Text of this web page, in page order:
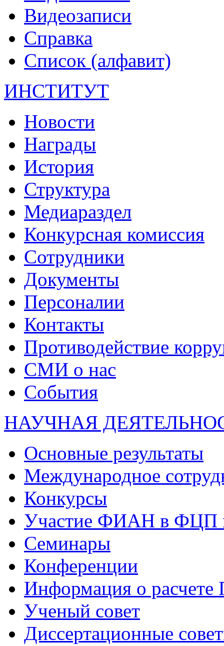
Видеозаписи
Справка
Список (алфавит)
ИНСТИТУТ
Новости
Награды
История
Структура
Медиараздел
Конкурсная комиссия
Сотрудники
Документы
Персоналии
Контакты
Противодействие
СМИ о нас
События
НАУЧНАЯ
Основные результаты
Международное
Конкурсы
Участие ФИАН в ФЦП
Семинары
Конференции
Информация о
Ученый совет
Диссертационные